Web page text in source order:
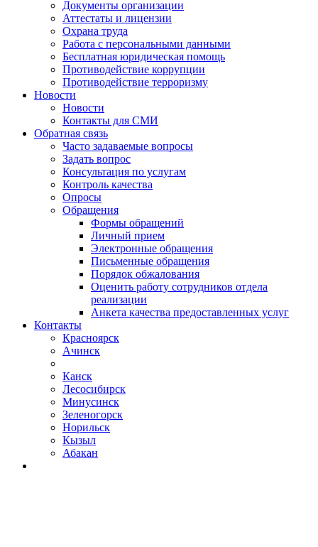
Документы организации
Аттестаты и лицензии
Охрана труда
Работа с персональными данными
Бесплатная юридическая помощь
Противодействие коррупции
Противодействие терроризму
Новости
Новости
Контакты для СМИ
Обратная связь
Часто задаваемые вопросы
Задать вопрос
Консультация по услугам
Контроль качества
Опросы
Обращения
Формы обращений
Личный прием
Электронные обращения
Письменные обращения
Порядок обжалования
Оценить работу сотрудников отдела
реализации
Анкета качества предоставленных услуг
Контакты
Красноярск
Ачинск
Канск
Лесосибирск
Минусинск
Зеленогорск
Норильск
Кызыл
Абакан